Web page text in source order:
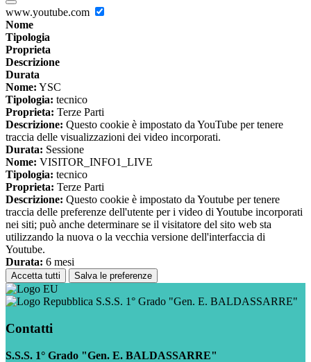
www.youtube.com
Nome
Tipologia
Proprieta
Descrizione
Durata
Nome: YSC
Tipologia: tecnico
Proprieta: Terze Parti
Descrizione: Questo cookie è impostato da YouTube per tenere
traccia delle visualizzazioni dei video incorporati.
Durata: Sessione
Nome: VISITOR_INFO1_LIVE
Tipologia: tecnico
Proprieta: Terze Parti
Descrizione: Questo cookie è impostato da Youtube per tenere
traccia delle preferenze dell'utente per i video di Youtube incorporati
nei siti; può anche determinare se il visitatore del sito web sta
utilizzando la nuova o la vecchia versione dell'interfaccia di
Youtube.
Durata: 6 mesi
Accetta tutti Salva le preferenze
S.S.S. 1° Grado "Gen. E. BALDASSARRE"
Contatti
S.S.S. 1° Grado "Gen. E. BALDASSARRE"